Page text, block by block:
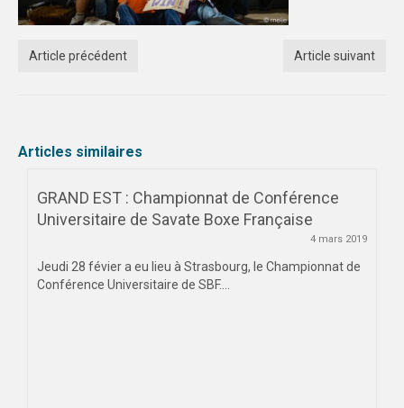
Article précédent Article suivant
Articles similaires
GRAND EST : Championnat de Conférence
Universitaire de Savate Boxe Française
4 mars 2019
Jeudi 28 févier a eu lieu à Strasbourg, le Championnat de
Conférence Universitaire de SBF....